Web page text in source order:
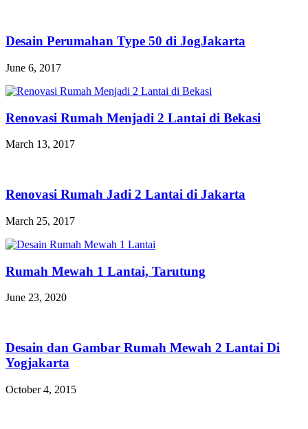
Desain Perumahan Type 50 di JogJakarta
June 6, 2017
Renovasi Rumah Menjadi 2 Lantai di Bekasi
March 13, 2017
Renovasi Rumah Jadi 2 Lantai di Jakarta
March 25, 2017
Rumah Mewah 1 Lantai, Tarutung
June 23, 2020
Desain dan Gambar Rumah Mewah 2 Lantai Di
Yogjakarta
October 4, 2015